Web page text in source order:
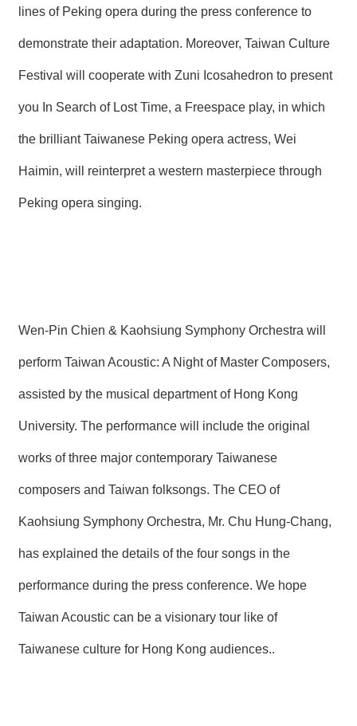
lines of Peking opera during the press conference to
demonstrate their adaptation. Moreover, Taiwan Culture
Festival will cooperate with Zuni Icosahedron to present
you In Search of Lost Time, a Freespace play, in which
the brilliant Taiwanese Peking opera actress, Wei
Haimin, will reinterpret a western masterpiece through
Peking opera singing.
Wen-Pin Chien & Kaohsiung Symphony Orchestra will
perform Taiwan Acoustic: A Night of Master Composers,
assisted by the musical department of Hong Kong
University. The performance will include the original
works of three major contemporary Taiwanese
composers and Taiwan folksongs. The CEO of
Kaohsiung Symphony Orchestra, Mr. Chu Hung-Chang,
has explained the details of the four songs in the
performance during the press conference. We hope
Taiwan Acoustic can be a visionary tour like of
Taiwanese culture for Hong Kong audiences..